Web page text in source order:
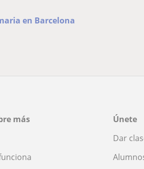
en Barcelona
más
Únete
Dar